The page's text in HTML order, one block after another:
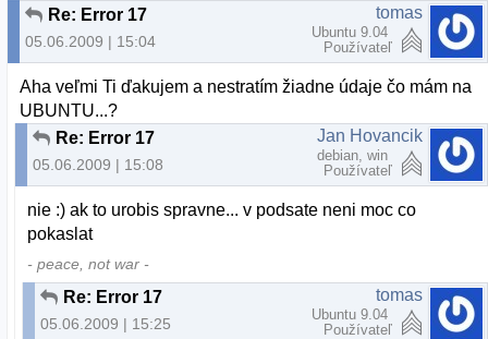
Re: Error 17
05.06.2009 | 15:04
tomas
Ubuntu 9.04
Používateľ
Aha veľmi Ti ďakujem a nestratím žiadne údaje čo mám na
UBUNTU...?
Re: Error 17
05.06.2009 | 15:08
Jan Hovancik
debian, win
Používateľ
nie :) ak to urobis spravne... v podsate neni moc co
pokaslat
- peace, not war -
Re: Error 17
05.06.2009 | 15:25
tomas
Ubuntu 9.04
Používateľ